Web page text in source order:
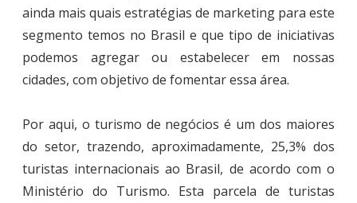
ainda mais quais estratégias de marketing para este
segmento temos no Brasil e que tipo de iniciativas
podemos agregar ou estabelecer em nossas
cidades, com objetivo de fomentar essa área.
Por aqui, o turismo de negócios é um dos maiores
do setor, trazendo, aproximadamente, 25,3% dos
turistas internacionais ao Brasil, de acordo com o
Ministério do Turismo. Esta parcela de turistas